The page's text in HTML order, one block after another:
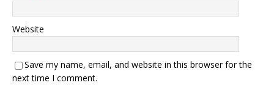
Website
Save my name, email, and website in this browser for the
next time I comment.